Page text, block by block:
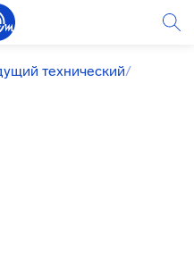
технический/